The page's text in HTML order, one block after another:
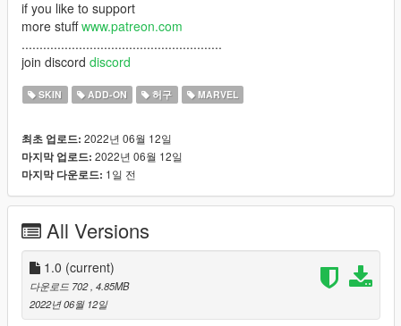
if you like to support
more stuffwww.patreon.com
........................................................
join discord discord
SKIN ADD-ON 허구 MARVEL
최초 업로드: 2022년 06월 12일
마지막 업로드: 2022년 06월 12일
마지막 다운로드: 1일 전
All Versions
1.0 (current)
다운로드 702 , 4.85MB
2022년 06월 12일